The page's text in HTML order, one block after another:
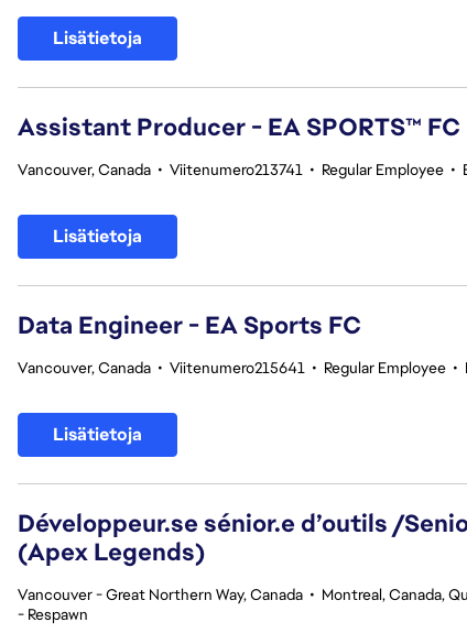
Lisätietoja
Assistant Producer - EA SPORTS™ FC
Vancouver, Canada • Viitenumero213741 • Regular Employee •
Lisätietoja
Data Engineer - EA Sports FC
Vancouver, Canada • Viitenumero215641 • Regular Employee •
Lisätietoja
Développeur.se sénior.e d’outils /
(Apex Legends)
Vancouver - Great Northern Way, Canada • Montreal, Canada,
- Respawn